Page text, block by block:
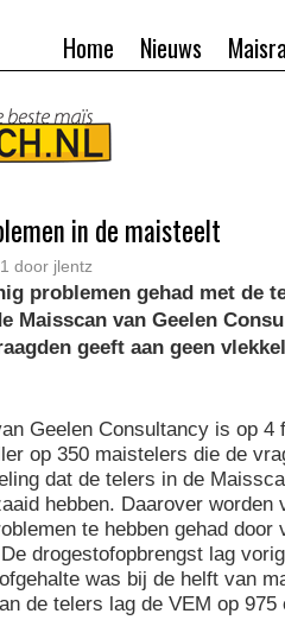
Nieuws
Home
in de maisteelt
door jlentz
problemen gehad met de
Maisscan van Geelen
geeft aan geen
Geelen Consultancy is op 4
op 350 maistelers die de
dat de telers in de
hebben. Daarover worden
te hebben gehad door
drogestofopbrengst lag
was bij de helft van
de telers lag de VEM op 975